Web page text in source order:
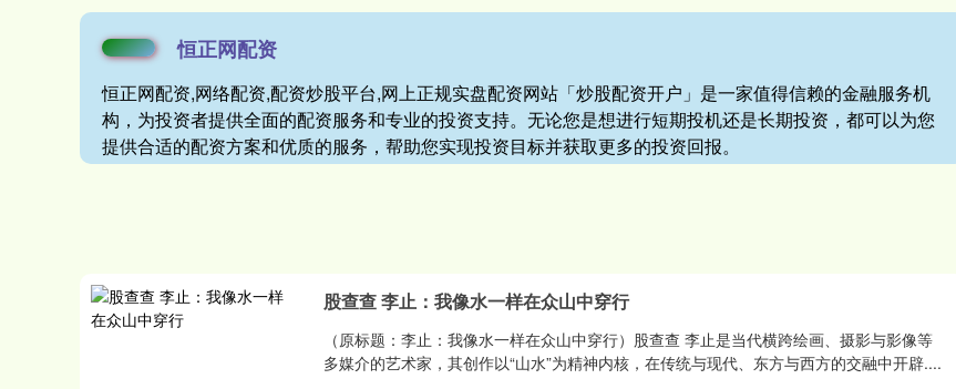
恒正网配资
恒正网配资,网络配资,配资炒股平台,网上正规实盘配资网站「炒股配资开户」是一家值得信赖的金融服务机
构，为投资者提供全面的配资服务和专业的投资支持。无论您是想进行短期投机还是长期投资，都可以为您
提供合适的配资方案和优质的服务，帮助您实现投资目标并获取更多的投资回报。
股查查 李止：我像水一样在众山中穿行
（原标题：李止：我像水一样在众山中穿行）股查查 李止是当代横跨绘画、摄影与影像等
多媒介的艺术家，其创作以“山水”为精神内核，在传统与现代、东方与西方的交融中开辟....